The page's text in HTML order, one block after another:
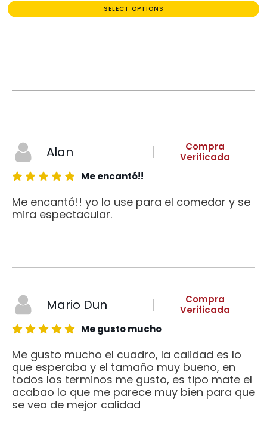
SELECT OPTIONS
Alan
Compra
Verificada
Me encantó!!
Me encantó!! yo lo use para el comedor y se
mira espectacular.
Mario Dun
Compra
Verificada
Me gusto mucho
Me gusto mucho el cuadro, la calidad es lo
que esperaba y el tamaño muy bueno, en
todos los terminos me gusto, es tipo mate el
acabao lo que me parece muy bien para que
se vea de mejor calidad